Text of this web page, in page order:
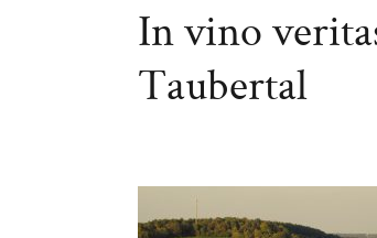
In vino
Taubertal